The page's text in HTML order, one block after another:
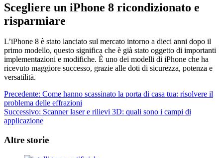
Scegliere un iPhone 8 ricondizionato e
risparmiare
L’iPhone 8 è stato lanciato sul mercato intorno a dieci anni dopo il
primo modello, questo significa che è già stato oggetto di importanti
implementazioni e modifiche. È uno dei modelli di iPhone che ha
ricevuto maggiore successo, grazie alle doti di sicurezza, potenza e
versatilità.
Navigazione
articolo
Precedente: Come hanno scassinato la porta di casa tua: risolvere il
problema delle effrazioni
Successivo: Scanner laser e rilievi 3D: quali sono i campi di
applicazione
Altre storie